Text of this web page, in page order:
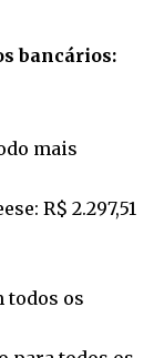
bancários:
mais
R$ 2.297,51
todos os